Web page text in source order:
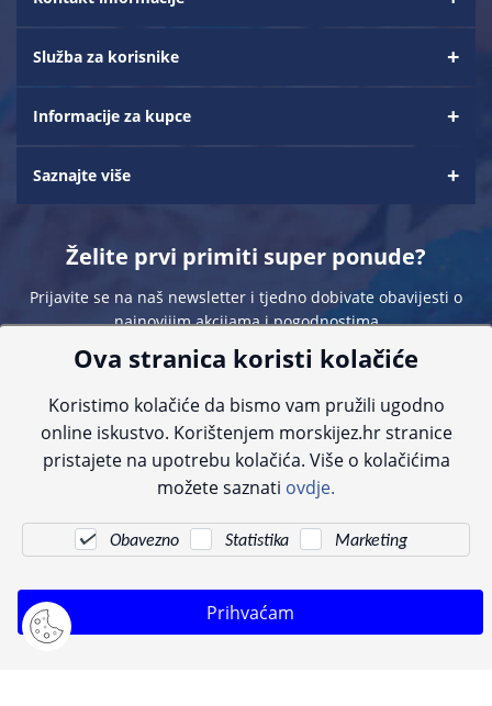
Služba za korisnike
Informacije za kupce
Saznajte više
Želite prvi primiti super ponude?
Prijavite se na naš newsletter i tjedno dobivate obavijesti o
najnovijim akcijama i pogodnostima
Sve navedene cijene sadrže PDV. Pokušavamo osigurati što preciznije
informacije, ali zbog tehnoloških ograničenja ne možemo garantirati potpunu
kontaktirajte nas putem telefona:+385 23 231 761ili e-maila:info@morskijez.hr
Ova stranica koristi kolačiće
Koristimo kolačiće da bismo vam pružili ugodno
online iskustvo. Korištenjem morskijez.hr stranice
pristajete na upotrebu kolačića. Više o kolačićima
možete saznati ovdje.
Obavezno Statistika Marketing
Prihvaćam